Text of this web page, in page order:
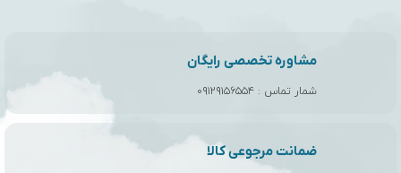
مشاوره تخصصی رایگان
شمار تماس : ۰۹۱۲۹۱۵۶۵۵۴
ضمانت مرجوعی کالا